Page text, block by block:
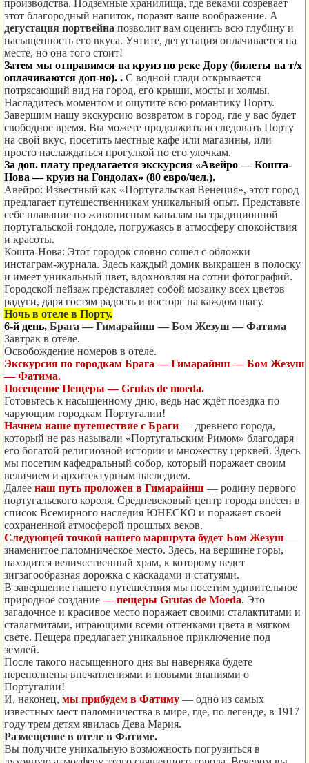
производства. Подземные хранилища, где веками созревает
этот благородный напиток, поразят ваше воображение. А
дегустация портвейна позволит вам оценить всю глубину и
насыщенность его вкуса. Учтите, дегустация оплачивается на
месте, но она того стоит!
Затем мы отправимся на круиз по реке Дору (билеты на т/х
оплачиваются доп-но). . С водной глади открывается
потрясающий вид на город, его крыши, мосты и холмы.
Насладитесь моментом и ощутите всю романтику Порту.
Завершим нашу экскурсию возвратом в город, где у вас будет
свободное время. Вы можете продолжить исследовать Порту
на свой вкус, посетить местные кафе или магазины, или
просто наслаждаться прогулкой по его улочкам.
За доп. плату предлагается экскурсия «Авейро — Кошта-
Нова — круиз на Гондолах» (80 евро/чел.).
Авейро: Известный как «Португальская Венеция», этот город
предлагает путешественникам уникальный опыт. Представьте
себе плавание по живописным каналам на традиционной
португальской гондоле, погружаясь в атмосферу спокойствия
и красоты.
Кошта-Нова: Этот городок словно сошел с обложки
инстаграм-журнала. Здесь каждый домик выкрашен в полоску
и имеет уникальный цвет, вдохновляя на сотни фотографий.
Городской пейзаж представляет собой мозаику всех цветов
радуги, даря гостям радость и восторг на каждом шагу.
Ночь в отеле в Порту.
6-й день, Брага — Гимарайнш — Бом Жезуш — Фатима
Завтрак в отеле.
Освобождение номеров в отеле.
Экскурсия по городкам Брага — Гимарайнш — Бом Жезуш
— Фатима.
Посещение Пещеры — Grutas de moeda.
Готовьтесь к насыщенному дню, ведь нас ждёт поездка по
чарующим городкам Португалии!
Начнем наше путешествие с Браги — древнего города,
который не раз называли «Португальским Римом» благодаря
его богатой религиозной истории и множеству церквей. Здесь
мы посетим кафедральный собор, который поражает своим
величием и архитектурным наследием.
Далее наш путь проложен в Гимарайнш — родину первого
португальского короля. Средневековый центр города внесен в
список Всемирного наследия ЮНЕСКО и поражает своей
сохраненной атмосферой прошлых веков.
Следующей точкой нашего маршрута будет Бом Жезуш —
знаменитое паломническое место. Здесь, на вершине горы,
находится величественный храм, к которому ведет
зигзагообразная дорожка с каскадами и статуями.
В завершение нашего путешествия мы посетим удивительное
природное создание— пещеры Grutas de Moeda. Это
загадочное и красивое место поражает своими сталактитами и
сталагмитами, играющими всеми оттенками цвета в мягком
свете. Пещера предлагает уникальное приключение под
землей.
После такого насыщенного дня вы наверняка будете
переполнены впечатлениями и новыми знаниями о
Португалии!
И, наконец, мы прибудем в Фатиму — одно из самых
известных мест паломничества в мире, где, по легенде, в 1917
году трем детям явилась Дева Мария.
Размещение в отеле в Фатиме.
Вы получите уникальную возможность погрузиться в